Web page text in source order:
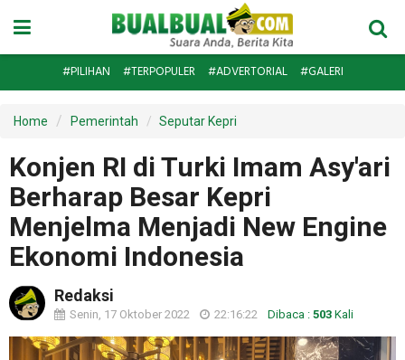
#PILIHAN #TERPOPULER #ADVERTORIAL #GALERI
Home Pemerintah Seputar Kepri
Konjen RI di Turki Imam Asy'ari
Berharap Besar Kepri
Menjelma Menjadi New Engine
Ekonomi Indonesia
Redaksi
Senin, 17 Oktober 2022 22:16:22 Dibaca : 503 Kali